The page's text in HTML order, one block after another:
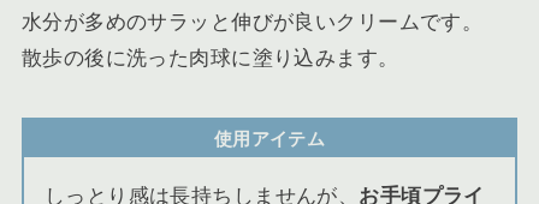
水分が多めのサラッと伸びが良いクリームです。
散歩の後に洗った肉球に塗り込みます。
使用アイテム
しっとり感は長持ちしませんが、 お手頃プライ